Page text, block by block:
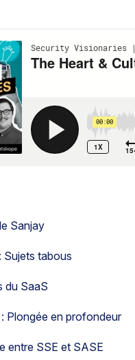
Sanjay
tabous
du SaaS
Plongée en profondeur
entre SSE et SASE